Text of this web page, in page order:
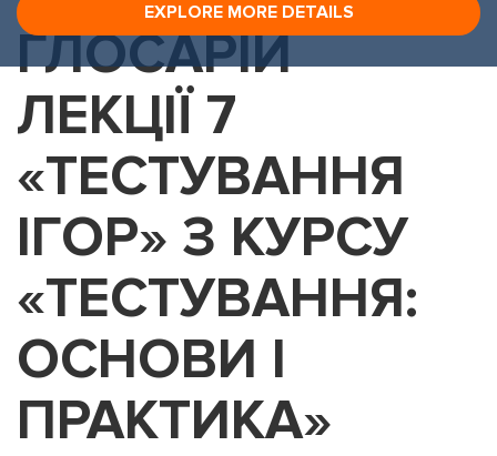
EXPLORE MORE DETAILS
ГЛОСАРІЙ
ЛЕКЦІЇ 7
«ТЕСТУВАННЯ
ІГОР» З КУРСУ
«ТЕСТУВАННЯ:
ОСНОВИ І
ПРАКТИКА»